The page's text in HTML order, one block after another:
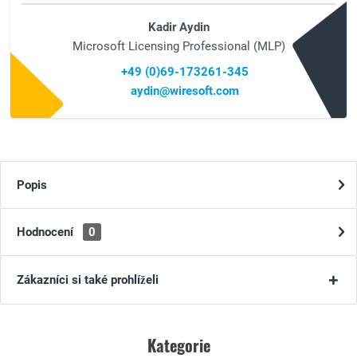
Kadir Aydin
Microsoft Licensing Professional (MLP)
+49 (0)69-173261-345
aydin@wiresoft.com
Popis
Hodnocení 0
Zákazníci si také prohlíželi
Kategorie